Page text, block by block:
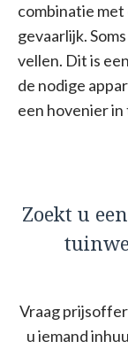
combinatie
gevaarlijk.
vellen. Dit is
de nodige
een hovenier in
Zoekt u
Vraag
u iemand